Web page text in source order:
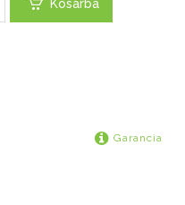
Kosárba
Garancia